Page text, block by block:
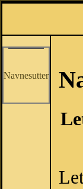
Navnesutter